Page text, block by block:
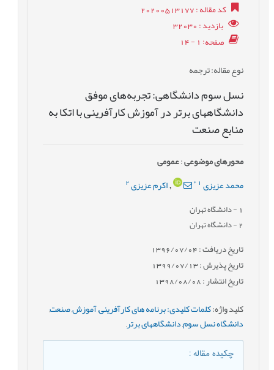
کد مقاله: 20200513177
بازدید: 32030
صفحه: 1 - 14
نوع مقاله: ترجمه
نسل سوم دانشگاهی: تجربه‌های موفق
دانشگاههای برتر در آموزش کارآفرینی با اتکا به
منابع صنعت
محورهای موضوعی:عمومى
محمد عزیزی *
,اکرم عزیزی 2
- دانشگاه تهران
2- دانشگاه تهران
تاریخ دریافت : 1396/07/04
تاریخ پذیرش : 1399/07/13
تاریخ انتشار : 1398/08/08
کلید واژه:کلمات کلیدی: برنامه های کارآفرینی,آموزش,صنعت,
دانشگاه نسل سوم,دانشگاههای برتر,
چکیده مقاله: